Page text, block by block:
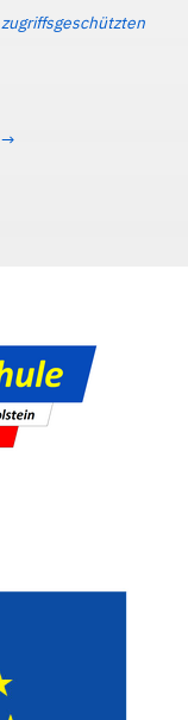
zugriffsgeschützten
→